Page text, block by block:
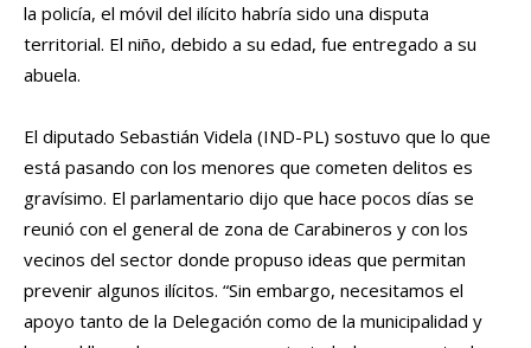
la policía, el móvil del ilícito habría sido una disputa
territorial. El niño, debido a su edad, fue entregado a su
abuela.
El diputado Sebastián Videla (IND-PL) sostuvo que lo que
está pasando con los menores que cometen delitos es
gravísimo. El parlamentario dijo que hace pocos días se
reunió con el general de zona de Carabineros y con los
vecinos del sector donde propuso ideas que permitan
prevenir algunos ilícitos. “Sin embargo, necesitamos el
apoyo tanto de la Delegación como de la municipalidad y